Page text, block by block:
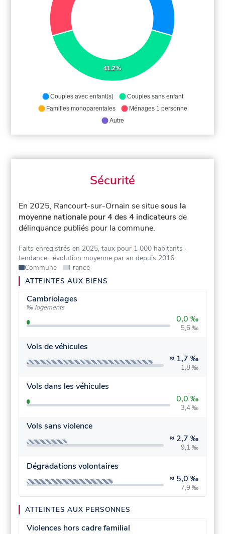
41.2%
Couples avec enfant(s)
Couples sans enfant
Familles monoparentales
Ménages 1 personne
Autre
Sécurité
En 2025, Rancourt-sur-Ornain se situesous la
moyenne nationale pour 4 des 4 indicateurs de
délinquance publiés pour la commune.
Faits enregistrés en 2025, taux pour 1 000 habitants ·
tendance : évolution moyenne par an depuis 2016
Commune
France
ATTEINTES AUX BIENS
Cambriolages
‰ logements
0,0 ‰
5,6 ‰
Vols de véhicules
≈ 1,7 ‰
1,8 ‰
Vols dans les véhicules
0,0 ‰
3,4 ‰
Vols sans violence
≈ 2,7 ‰
9,1 ‰
Dégradations volontaires
≈ 5,0 ‰
7,9 ‰
ATTEINTES AUX PERSONNES
Violences hors cadre familial